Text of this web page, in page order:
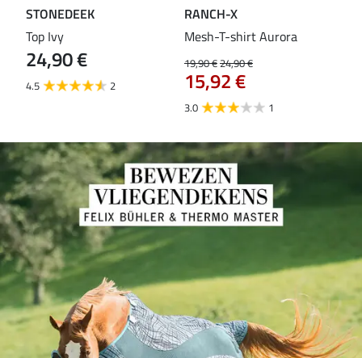
STONEDEEK
Top Ivy
24,90 €
4.5 2
RANCH-X
Mesh-T-shirt Aurora
19,90 €24,90 €
15,92 €
3.0 1